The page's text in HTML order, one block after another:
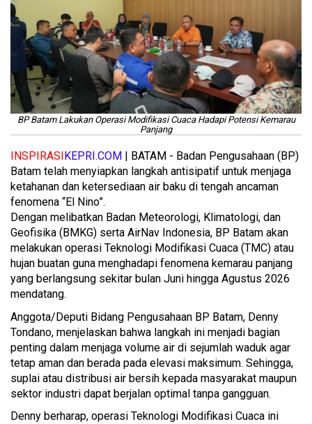
BP Batam Lakukan Operasi Modifikasi Cuaca Hadapi Potensi Kemarau
Panjang
INSPIRASI KEPRI.COM
| BATAM - Badan Pengusahaan (BP)
Batam telah menyiapkan langkah antisipatif untuk menjaga
ketahanan dan ketersediaan air baku di tengah ancaman
fenomena “El Nino”.
Dengan melibatkan Badan Meteorologi, Klimatologi, dan
Geofisika (BMKG) serta AirNav Indonesia, BP Batam akan
melakukan operasi Teknologi Modifikasi Cuaca (TMC) atau
hujan buatan guna menghadapi fenomena kemarau panjang
yang berlangsung sekitar bulan Juni hingga Agustus 2026
mendatang.
Anggota/Deputi Bidang Pengusahaan BP Batam, Denny
Tondano, menjelaskan bahwa langkah ini menjadi bagian
penting dalam menjaga volume air di sejumlah waduk agar
tetap aman dan berada pada elevasi maksimum. Sehingga,
suplai atau distribusi air bersih kepada masyarakat maupun
sektor industri dapat berjalan optimal tanpa gangguan.
Denny berharap, operasi Teknologi Modifikasi Cuaca ini